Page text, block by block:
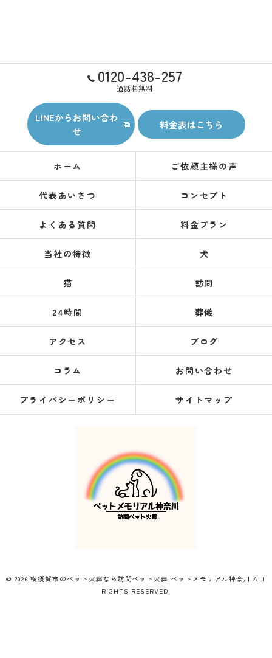
0120-438-257
通話料無料
LINEからお問い合わ
せ
料金表はこちら
ホーム ご依頼主様の声
代表あいさつ コンセプト
よくある質問 料金プラン
当社の特徴 犬
猫 訪問
24時間 葬儀
アクセス ブログ
コラム お問い合わせ
プライバシーポリシー サイトマップ
© 2026 横須賀市のペット火葬なら訪問ペット火葬 ペットメモリアル神奈川 ALL
RIGHTS RESERVED.